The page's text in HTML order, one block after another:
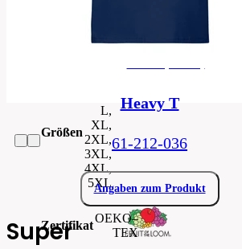
Super
Kategorie
shirt
Größen
L,
XL,
2XL,
3XL,
4XL,
5XL
Zertifikat
OEKO–
TEX
Heavy T
61-212-036
Angaben zum Produkt